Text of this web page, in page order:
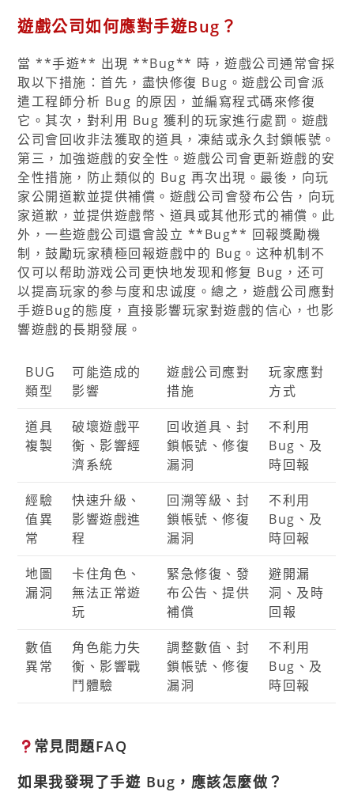
遊戲公司如何應對手遊Bug？
當 **手遊** 出現 **Bug** 時，遊戲公司通常會採
取以下措施：首先，盡快修復 Bug。遊戲公司會派
遣工程師分析 Bug 的原因，並編寫程式碼來修復
它。其次，對利用 Bug 獲利的玩家進行處罰。遊戲
公司會回收非法獲取的道具，凍結或永久封鎖帳號。
第三，加強遊戲的安全性。遊戲公司會更新遊戲的安
全性措施，防止類似的 Bug 再次出現。最後，向玩
家公開道歉並提供補償。遊戲公司會發布公告，向玩
家道歉，並提供遊戲幣、道具或其他形式的補償。此
外，一些遊戲公司還會設立 **Bug** 回報獎勵機
制，鼓勵玩家積極回報遊戲中的 Bug。这种机制不
仅可以帮助游戏公司更快地发现和修复 Bug，还可
以提高玩家的参与度和忠诚度。總之，遊戲公司應對
手遊Bug的態度，直接影響玩家對遊戲的信心，也影
響遊戲的長期發展。
BUG
類型
可能造成的
影響
遊戲公司應對
措施
玩家應對
方式
道具
複製
破壞遊戲平
衡、影響經
濟系統
回收道具、封
鎖帳號、修復
漏洞
不利用
Bug、及
時回報
經驗
值異
常
快速升級、
影響遊戲進
程
回溯等級、封
鎖帳號、修復
漏洞
不利用
Bug、及
時回報
地圖
漏洞
卡住角色、
無法正常遊
玩
緊急修復、發
布公告、提供
補償
避開漏
洞、及時
回報
數值
異常
角色能力失
衡、影響戰
鬥體驗
調整數值、封
鎖帳號、修復
漏洞
不利用
Bug、及
時回報
常見問題FAQ
如果我發現了手遊 Bug，應該怎麼做？